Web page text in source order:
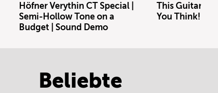
Höfner Verythin CT Special |
Semi-Hollow Tone on a
Budget | Sound Demo
This Guitar
You Think!
Beliebte